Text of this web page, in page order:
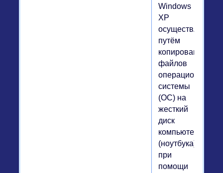
Windows
XP
осуществляется
путём
копирования
файлов
операционной
системы
(ОС) на
жесткий
диск
компьютера
(ноутбука)
при
помощи